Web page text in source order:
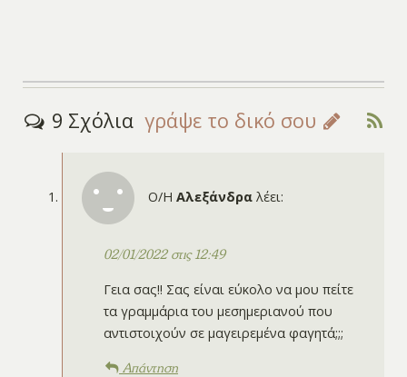
9 Σχόλια γράψε το δικό σου
Ο/ΗΑλεξάνδρα λέει:
02/01/2022 στις 12:49
Γεια σας!! Σας είναι εύκολο να μου πείτε
τα γραμμάρια του μεσημεριανού που
αντιστοιχούν σε μαγειρεμένα φαγητά;;;
Απάντηση